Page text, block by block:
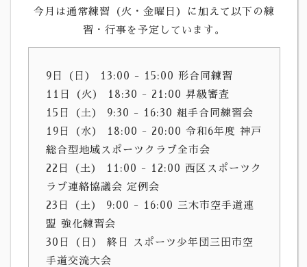
今月は通常練習（火・金曜日）に加えて以下の練
習・行事を予定しています。
9日（日） 13:00 - 15:00 形合同練習
11日（火） 18:30 - 21:00 昇級審査
15日（土） 9:30 - 16:30 組手合同練習会
19日（水） 18:00 - 20:00 令和6年度 神戸
総合型地域スポーツクラブ全市会
22日（土） 11:00 - 12:00 西区スポーツク
ラブ連絡協議会 定例会
23日（土） 9:00 - 16:00 三木市空手道連
盟 強化練習会
30日（日） 終日 スポーツ少年団三田市空
手道交流大会